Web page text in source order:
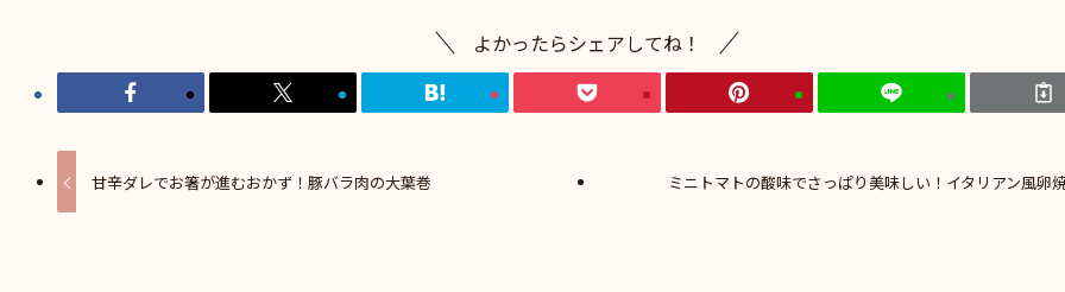
よかったらシェアしてね！
甘辛ダレでお箸が進むおかず！豚バラ肉の大葉巻 ミニトマトの酸味でさっぱり美味しい！イタリアン風卵